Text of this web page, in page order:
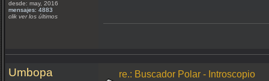
desde: may, 2016
mensajes: 4883
clik ver los últimos
Umbopa re.: Buscador Polar - Introscopio